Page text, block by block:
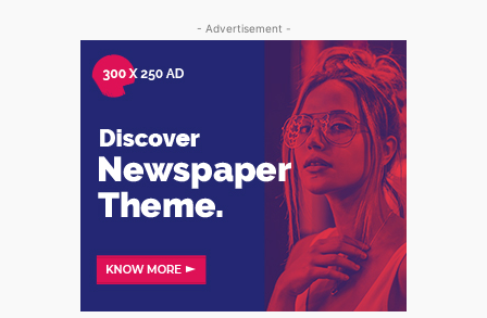
- Advertisement -